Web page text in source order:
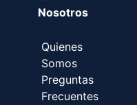
Nosotros
Quienes
Somos
Preguntas
Frecuentes